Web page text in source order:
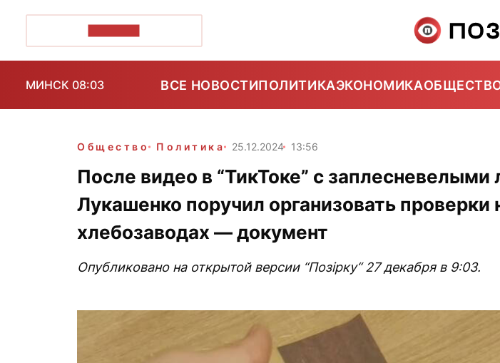
МИНСК 08:03 ВСЕ НОВОСТИПОЛИТИКАЭКОНОМИКА
Общество Политика 25.12.2024 13:56
После видео в “ТикТоке” с
Лукашенко поручил организовать проверки
хлебозаводах — документ
Опубликовано на открытой версии “Позірку“ 27 декабря в 9:03.